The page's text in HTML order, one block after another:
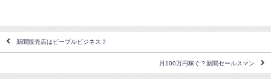
新聞販売店はピープルビジネス？
月100万円稼ぐ？新聞セールスマン